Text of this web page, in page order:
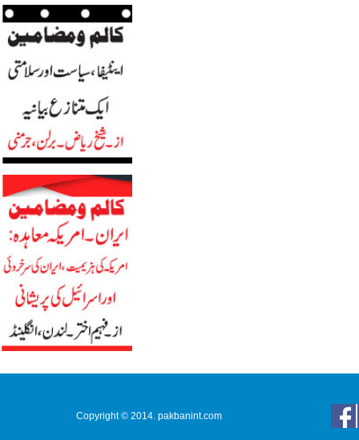
Copyright © 2014. pakbanint.com